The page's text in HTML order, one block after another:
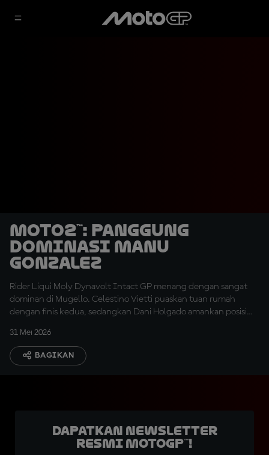
Moto2™: Panggung
Dominasi Manu
Gonzalez
Rider Liqui Moly Dynavolt Intact GP menang dengan sangat
dominan di Mugello. Celestino Vietti puaskan tuan rumah
dengan finis kedua, sedangkan Dani Holgado amankan posisi
31 Mei 2026
BAGIKAN
Dapatkan Newsletter
Resmi MotoGP™!